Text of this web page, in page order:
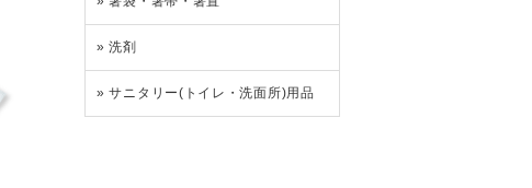
»洗剤
»サニタリー(トイレ・洗面所)用品